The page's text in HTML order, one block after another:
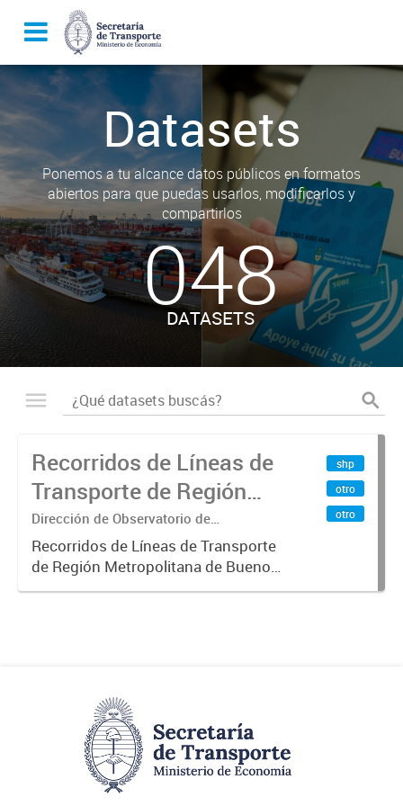
Datasets
Ponemos a tu alcance datos públicos en formatos
abiertos para que puedas usarlos, modificarlos y
compartirlos
048
DATASETS
Recorridos de Líneas de
Transporte de Región
Metropolitana de
Buenos Aires (RMBA)
Dirección de Observatorio de
Transporte, Estudio y Sistemas
Recorridos de Líneas de Transporte
de Región Metropolitana de Buenos
Aires (RMBA).-
shp
otro
otro